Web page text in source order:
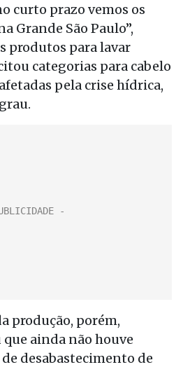
curto prazo vemos os
Grande São Paulo”,
produtos para lavar
categorias para cabelo
pela crise hídrica,
produção, porém,
ainda não houve
desabastecimento de